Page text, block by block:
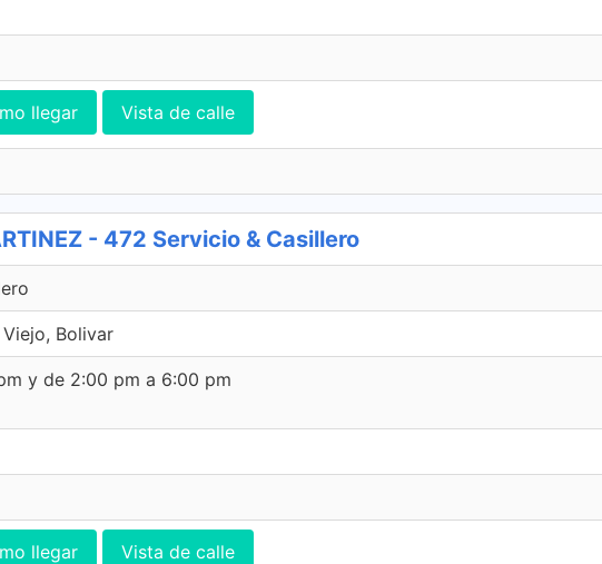
llegar Vista de calle
- 472 Servicio & Casillero
Bolivar
y de 2:00 pm a 6:00 pm
llegar Vista de calle